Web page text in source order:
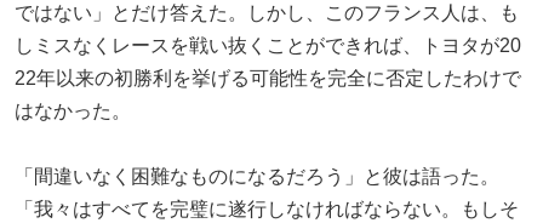
ではない」とだけ答えた。しかし、このフランス人は、も
しミスなくレースを戦い抜くことができれば、トヨタが20
22年以来の初勝利を挙げる可能性を完全に否定したわけで
はなかった。
「間違いなく困難なものになるだろう」と彼は語った。
「我々はすべてを完璧に遂行しなければならない。もしそ